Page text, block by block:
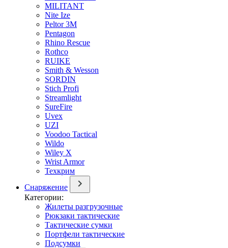
MILITANT
Nite Ize
Peltor 3M
Pentagon
Rhino Rescue
Rothco
RUIKE
Smith & Wesson
SORDIN
Stich Profi
Streamlight
SureFire
Uvex
UZI
Voodoo Tactical
Wildo
Wiley X
Wrist Armor
Техкрим
Снаряжение
Категории:
Жилеты разгрузочные
Рюкзаки тактические
Тактические сумки
Портфели тактические
Подсумки